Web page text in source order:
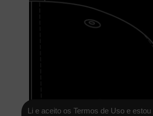
Li e aceito os Termos de Uso e